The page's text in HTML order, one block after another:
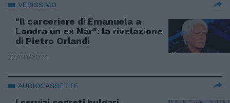
VERISSIMO
"Il carceriere di Emanuela a
Londra un ex Nar": la rivelazione
di Pietro Orlandi
22/09/2024
AUDIOCASSETTE